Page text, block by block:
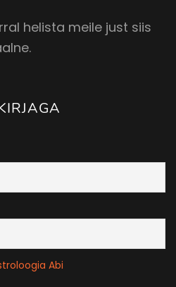
helista meile just siis
Abi